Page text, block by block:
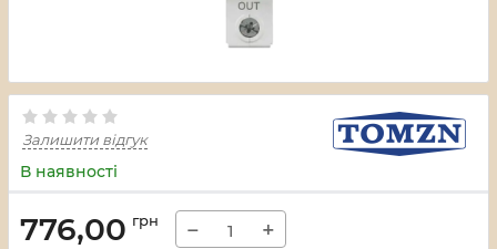
Залишити відгук
В наявності
776,00 грн − +